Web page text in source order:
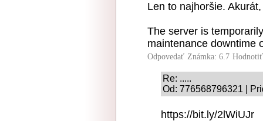
Len to najhoršie.
The server is
maintenance downtime
Odpovedať Známka: 6.7
Re: .....
Od: 776568796321 |
https://bit.ly/2lWiUJr